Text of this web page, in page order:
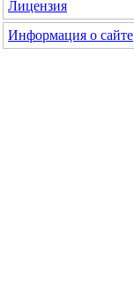
Лицензия
Информация о сайте